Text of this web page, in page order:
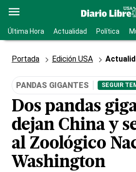
Última Hora Actualidad Política
Portada Edición USA
PANDAS GIGANTES SEGUIR
Dos pandas
dejan China y
al Zoológico
Washington